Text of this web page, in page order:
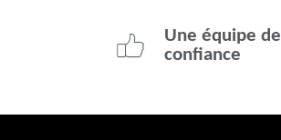
Une équipe de
confiance